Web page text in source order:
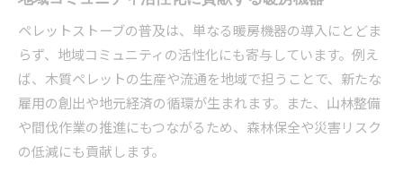
ペレットストーブの普及は、単なる暖房機器の導入にとどま
らず、地域コミュニティの活性化にも寄与しています。例え
ば、木質ペレットの生産や流通を地域で担うことで、新たな
雇用の創出や地元経済の循環が生まれます。また、山林整備
や間伐作業の推進にもつながるため、森林保全や災害リスク
の低減にも貢献します。